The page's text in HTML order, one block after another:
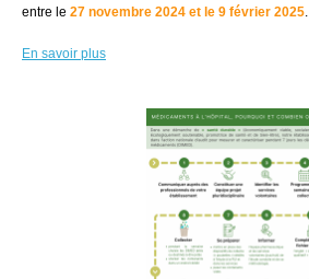
entre le 27 novembre 2024 et le 9 février 2025.
En savoir plus